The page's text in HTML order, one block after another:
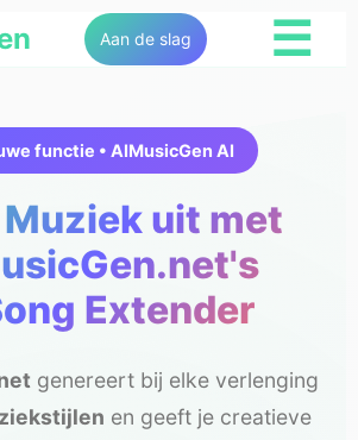
Aan de slag ☰
functie • AIMusicGen AI
Muziek uit met
Extender
genereert bij elke verlenging
en geeft je creatieve